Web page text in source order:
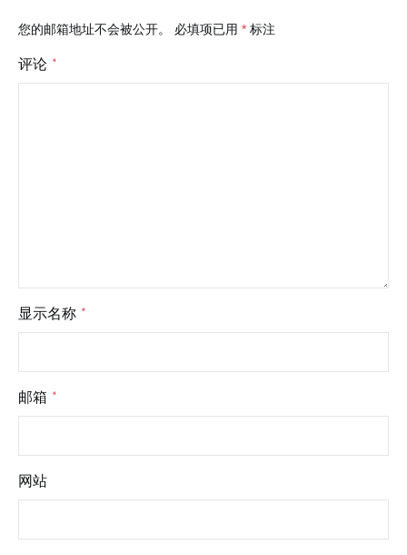
您的邮箱地址不会被公开。 必填项已用 * 标注
评论 *
显示名称 *
邮箱 *
网站